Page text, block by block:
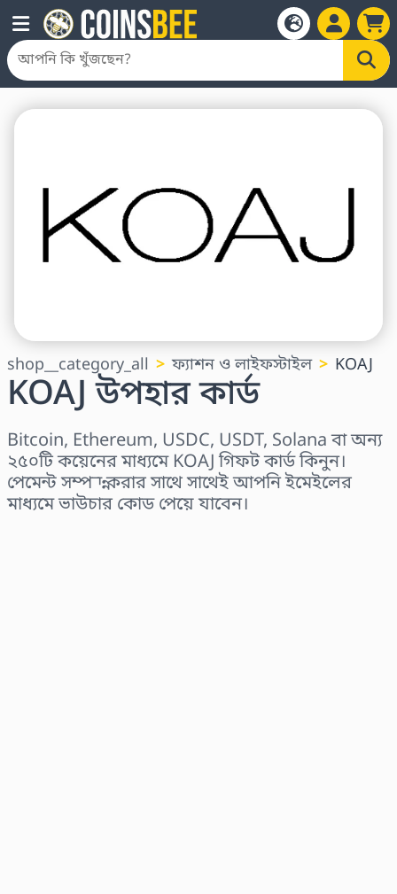
shop__category_all ফ্যাশন ও লাইফস্টাইল KOAJ
KOAJ উপহার কার্ড
Bitcoin, Ethereum, USDC, USDT, Solana বা অন্য
২৫০টি কয়েনের মাধ্যমে KOAJ গিফট কার্ড কিনুন।
পেমেন্ট সম্পন্ন করার সাথে সাথেই আপনি ইমেইলের
মাধ্যমে ভাউচার কোড পেয়ে যাবেন।